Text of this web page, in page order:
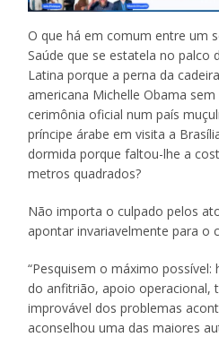
O que há em comum entre um
Saúde que se estatela no palco
Latina porque a perna da
americana Michelle Obama
cerimônia oficial num país
príncipe árabe em visita a
dormida porque faltou-lhe a
metros quadrados?
Não importa o culpado pelos
apontar invariavelmente para o
“Pesquisem o máximo
do anfitrião, apoio operacional,
improvável dos problemas
aconselhou uma das maiores